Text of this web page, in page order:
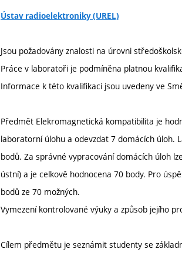
Ústav radioelektroniky (UREL)
Jsou požadovány znalosti na úrovni
Práce v laboratoři je podmíněna platnou
Informace k této kvalifikaci jsou uvedeny ve
Předmět Elekromagnetická kompatibilita je
laboratorní úlohu a odevzdat 7 domácích úloh.
bodů. Za správné vypracování domácích úloh
ústní) a je celkově hodnocena 70 body. Pro
bodů ze 70 možných.
Vymezení kontrolované výuky a způsob jejího
Cílem předmětu je seznámit studenty se